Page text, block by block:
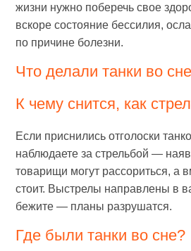
жизни нужно поберечь свое
вскоре состояние бессилия,
по причине болезни.
Что делали танки во
К чему снится, как
Если приснились отголоски
наблюдаете за стрельбой —
товарищи могут рассориться, а
стоит. Выстрелы направлены в
бежите — планы разрушатся.
Где были танки во сне?